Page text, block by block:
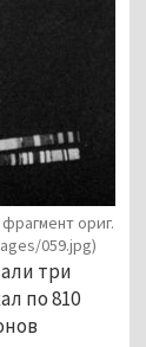
ориг.
059.jpg)
три
по 810